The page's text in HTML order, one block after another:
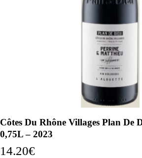
Côtes Du Rhône Villages Plan De
0,75L – 2023
14.20€